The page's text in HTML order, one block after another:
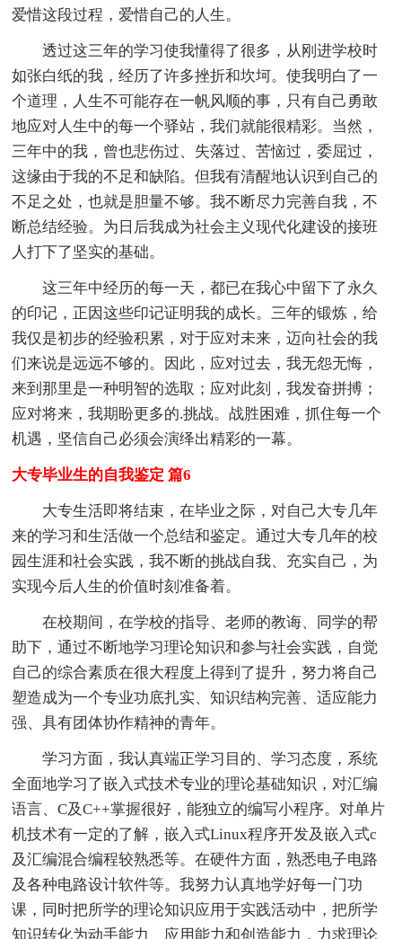
爱惜这段过程，爱惜自己的人生。
透过这三年的学习使我懂得了很多，从刚进学校时
如张白纸的我，经历了许多挫折和坎坷。使我明白了一
个道理，人生不可能存在一帆风顺的事，只有自己勇敢
地应对人生中的每一个驿站，我们就能很精彩。当然，
三年中的我，曾也悲伤过、失落过、苦恼过，委屈过，
这缘由于我的不足和缺陷。但我有清醒地认识到自己的
不足之处，也就是胆量不够。我不断尽力完善自我，不
断总结经验。为日后我成为社会主义现代化建设的接班
人打下了坚实的基础。
这三年中经历的每一天，都已在我心中留下了永久
的印记，正因这些印记证明我的成长。三年的锻炼，给
我仅是初步的经验积累，对于应对未来，迈向社会的我
们来说是远远不够的。因此，应对过去，我无怨无悔，
来到那里是一种明智的选取；应对此刻，我发奋拼搏；
应对将来，我期盼更多的.挑战。战胜困难，抓住每一个
机遇，坚信自己必须会演绎出精彩的一幕。
大专毕业生的自我鉴定 篇6
大专生活即将结束，在毕业之际，对自己大专几年
来的学习和生活做一个总结和鉴定。通过大专几年的校
园生涯和社会实践，我不断的挑战自我、充实自己，为
实现今后人生的价值时刻准备着。
在校期间，在学校的指导、老师的教诲、同学的帮
助下，通过不断地学习理论知识和参与社会实践，自觉
自己的综合素质在很大程度上得到了提升，努力将自己
塑造成为一个专业功底扎实、知识结构完善、适应能力
强、具有团体协作精神的青年。
学习方面，我认真端正学习目的、学习态度，系统
全面地学习了嵌入式技术专业的理论基础知识，对汇编
语言、C及C++掌握很好，能独立的编写小程序。对单片
机技术有一定的了解，嵌入式Linux程序开发及嵌入式c
及汇编混合编程较熟悉等。在硬件方面，熟悉电子电路
及各种电路设计软件等。我努力认真地学好每一门功
课，同时把所学的理论知识应用于实践活动中，把所学
知识转化为动手能力、应用能力和创造能力，力求理论